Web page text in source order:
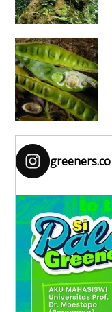
greeners.co